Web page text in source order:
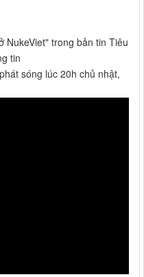
NukeViet" trong bản tin Tiêu
tin
sóng lúc 20h chủ nhật,